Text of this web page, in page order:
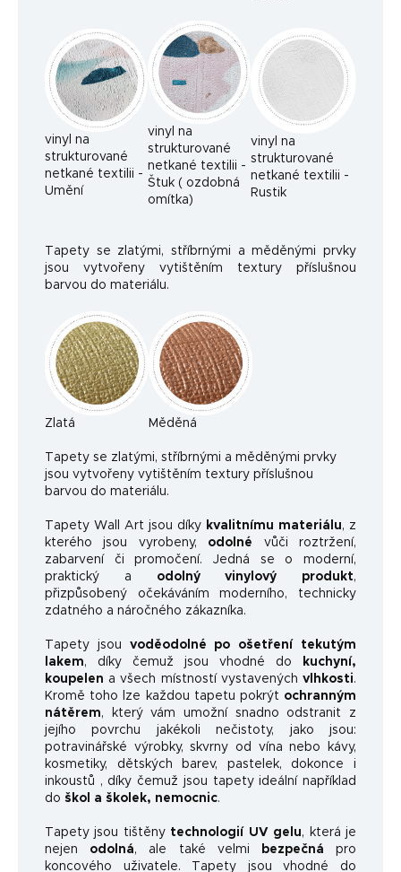
vinyl na
strukturované
netkané textilii -
Umění
vinyl na
strukturované
netkané textilii -
Štuk ( ozdobná
omítka)
vinyl na
strukturované
netkané textilii -
Rustik
Tapety se zlatými, stříbrnými a měděnými prvky
jsou vytvořeny vytištěním textury příslušnou
barvou do materiálu.
Zlatá Měděná
Tapety se zlatými, stříbrnými a měděnými prvky
jsou vytvořeny vytištěním textury příslušnou
barvou do materiálu.
Tapety Wall Art jsou díky kvalitnímu materiálu, z
kterého jsou vyrobeny, odolné vůči roztržení,
zabarvení či promočení. Jedná se o moderní,
praktický a
odolný vinylový produkt,
přizpůsobený očekáváním moderního, technicky
zdatného a náročného zákazníka.
Tapety jsou voděodolné po ošetření tekutým
lakem, díky čemuž jsou vhodné do
kuchyní,
koupelen a všech místností vystavených vlhkosti.
Kromě toho lze každou tapetu pokrýt ochranným
nátěrem, který vám umožní snadno odstranit z
jejího povrchu jakékoli nečistoty, jako jsou:
potravinářské výrobky, skvrny od vína nebo kávy,
kosmetiky, dětských barev, pastelek, dokonce i
inkoustů , díky čemuž jsou tapety ideální například
do škol a školek, nemocnic.
Tapety jsou tištěny technologií UV gelu, která je
nejen odolná, ale také velmi bezpečná pro
koncového uživatele. Tapety jsou vhodné do